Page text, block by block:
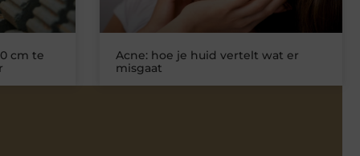
cm te
Acne: hoe je huid vertelt wat er
misgaat